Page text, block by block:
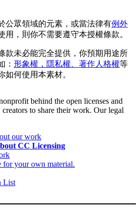
公眾領域的元素，或當法律有例外
用，則你不需要遵守本授權條款。
款未必能完全提供，你預期用途所
： 形象權，隱私權、著作人格權等
如何使用本素材。
behind the open licenses and
to share their work. Our legal
our work
CC Licensing
for your own material.
List